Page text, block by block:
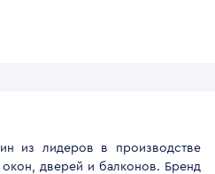
из лидеров в производстве
дверей и балконов. Бренд